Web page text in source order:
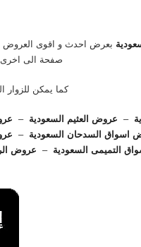
بعرض احدث و اقوى العروض
صفحة الى اخرى
كما يمكن
– عروض العثيم السعودية –
اسواق السدحان السعودية –
التميمى السعودية – عروض